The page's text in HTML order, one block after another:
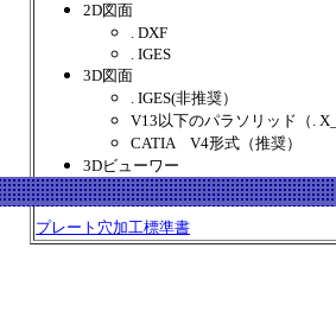
2D図面
. DXF
. IGES
3D図面
. IGES(非推奨）
V13以下のパラソリッド（.
CATIA V4形式（推奨）
3Dビューワー
. SFX
プレート穴加工標準書